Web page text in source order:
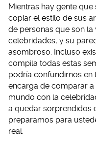
Mientras hay gente
copiar el estilo de sus
de personas que son
celebridades, y su
asombroso. Incluso
compila todas estas
podría confundirnos en
encarga de comparar a
mundo con la
a quedar sorprendidos
preparamos para
real.